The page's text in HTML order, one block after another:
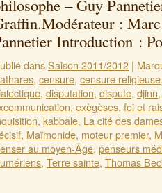
– Guy
:
Introduction :
dansSaison 2011/2012 |
, censure, censure religieuse
, disputation, dispute, djinn
, exègèses, foi et
, kabbale, La cité des
, Maïmonide, moteur premier,
au moyen-Äge, penseurs
, Terre sainte, Thomas